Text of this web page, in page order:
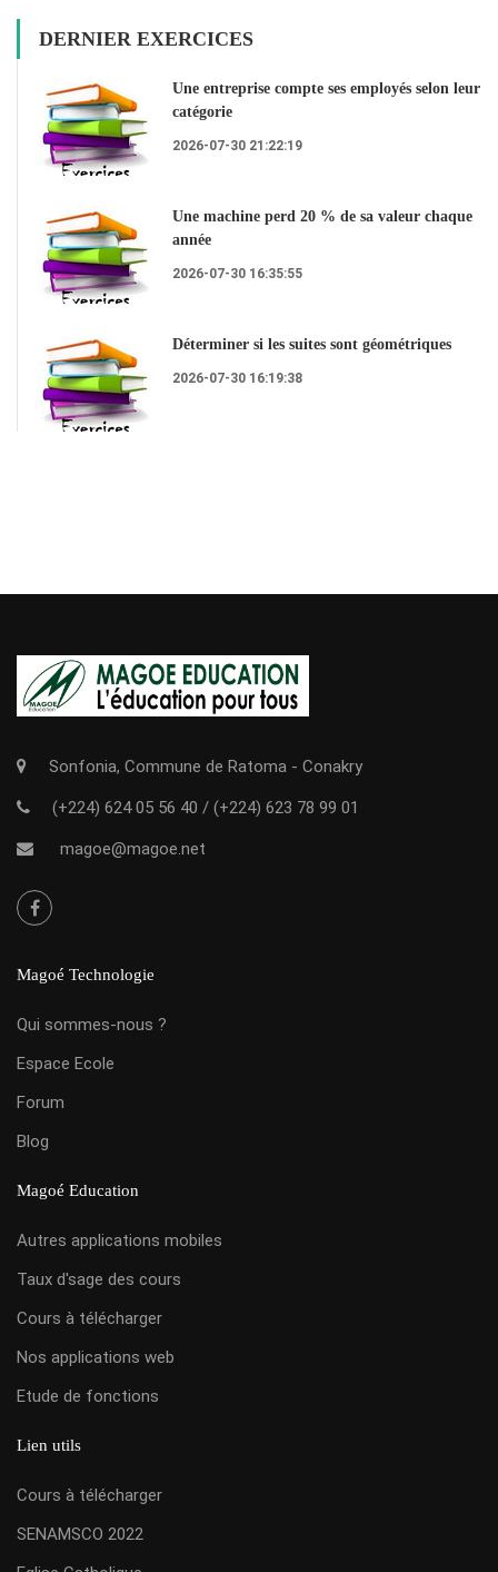
DERNIER EXERCICES
Une entreprise compte ses employés selon leur
catégorie
2026-07-30 21:22:19
Une machine perd 20 % de sa valeur chaque
année
2026-07-30 16:35:55
Déterminer si les suites sont géométriques
2026-07-30 16:19:38
Sonfonia, Commune de Ratoma - Conakry
(+224) 624 05 56 40 / (+224) 623 78 99 01
magoe@magoe.net
Magoé Technologie
Qui sommes-nous ?
Espace Ecole
Forum
Blog
Magoé Education
Autres applications mobiles
Taux d'sage des cours
Cours à télécharger
Nos applications web
Etude de fonctions
Lien utils
Cours à télécharger
SENAMSCO 2022